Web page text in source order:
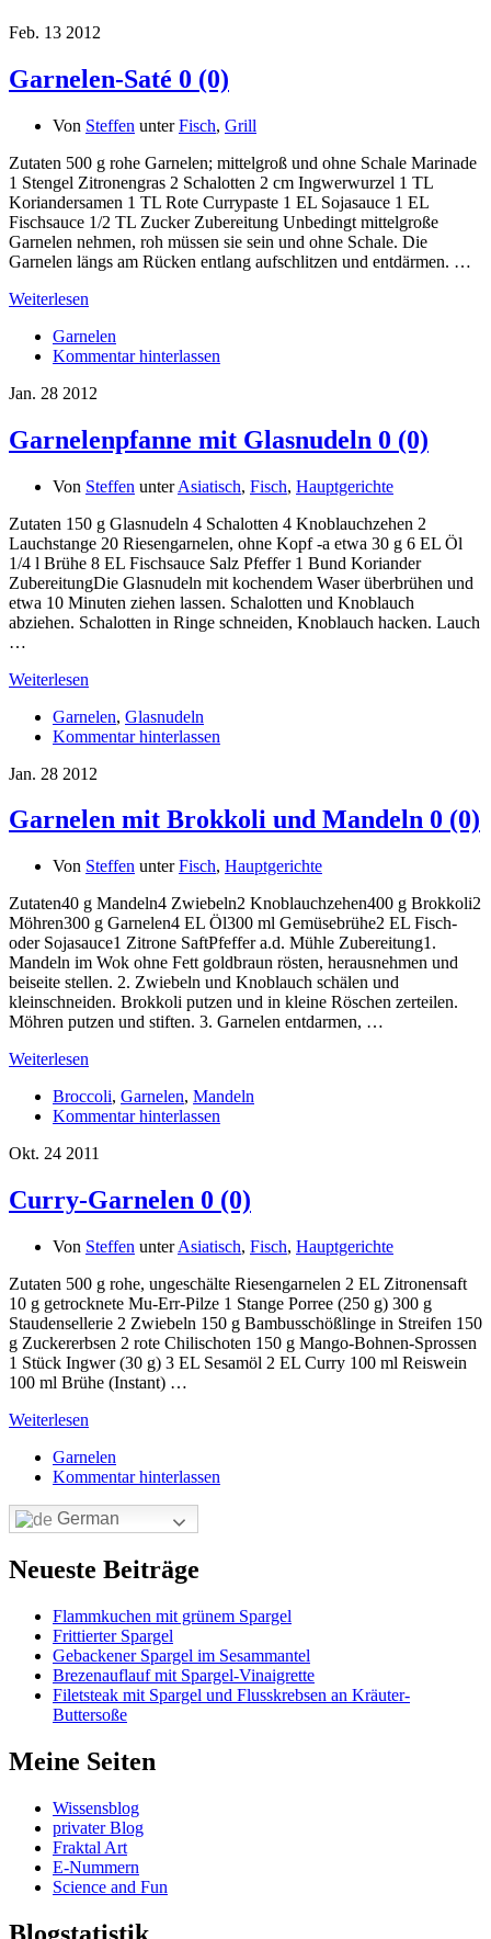
Feb. 13 2012
Garnelen-Saté 0 (0)
Von Steffen unterFisch, Grill
Zutaten 500 g rohe Garnelen; mittelgroß und ohne Schale Marinade
1 Stengel Zitronengras 2 Schalotten 2 cm Ingwerwurzel 1 TL
Koriandersamen 1 TL Rote Currypaste 1 EL Sojasauce 1 EL
Fischsauce 1/2 TL Zucker Zubereitung Unbedingt mittelgroße
Garnelen nehmen, roh müssen sie sein und ohne Schale. Die
Garnelen längs am Rücken entlang aufschlitzen und entdärmen. …
Weiterlesen
Garnelen
Kommentar hinterlassen
Jan. 28 2012
Garnelenpfanne mit Glasnudeln 0 (0)
Von Steffen unterAsiatisch, Fisch, Hauptgerichte
Zutaten 150 g Glasnudeln 4 Schalotten 4 Knoblauchzehen 2
Lauchstange 20 Riesengarnelen, ohne Kopf -a etwa 30 g 6 EL Öl
1/4 l Brühe 8 EL Fischsauce Salz Pfeffer 1 Bund Koriander
ZubereitungDie Glasnudeln mit kochendem Waser überbrühen und
etwa 10 Minuten ziehen lassen. Schalotten und Knoblauch
abziehen. Schalotten in Ringe schneiden, Knoblauch hacken. Lauch
…
Weiterlesen
Garnelen, Glasnudeln
Kommentar hinterlassen
Jan. 28 2012
Garnelen mit Brokkoli und Mandeln 0 (0)
Von Steffen unterFisch, Hauptgerichte
Zutaten40 g Mandeln4 Zwiebeln2 Knoblauchzehen400 g Brokkoli2
Möhren300 g Garnelen4 EL Öl300 ml Gemüsebrühe2 EL Fisch-
oder Sojasauce1 Zitrone SaftPfeffer a.d. Mühle Zubereitung1.
Mandeln im Wok ohne Fett goldbraun rösten, herausnehmen und
beiseite stellen. 2. Zwiebeln und Knoblauch schälen und
kleinschneiden. Brokkoli putzen und in kleine Röschen zerteilen.
Möhren putzen und stiften. 3. Garnelen entdarmen, …
Weiterlesen
Broccoli, Garnelen, Mandeln
Kommentar hinterlassen
Okt. 24 2011
Curry-Garnelen 0 (0)
Von Steffen unterAsiatisch, Fisch, Hauptgerichte
Zutaten 500 g rohe, ungeschälte Riesengarnelen 2 EL Zitronensaft
10 g getrocknete Mu-Err-Pilze 1 Stange Porree (250 g) 300 g
Staudensellerie 2 Zwiebeln 150 g Bambusschößlinge in Streifen 150
g Zuckererbsen 2 rote Chilischoten 150 g Mango-Bohnen-Sprossen
1 Stück Ingwer (30 g) 3 EL Sesamöl 2 EL Curry 100 ml Reiswein
100 ml Brühe (Instant) …
Weiterlesen
Garnelen
Kommentar hinterlassen
German
Neueste Beiträge
Flammkuchen mit grünem Spargel
Frittierter Spargel
Gebackener Spargel im Sesammantel
Brezenauflauf mit Spargel-Vinaigrette
Filetsteak mit Spargel und Flusskrebsen an Kräuter-
Buttersoße
Meine Seiten
Wissensblog
privater Blog
Fraktal Art
E-Nummern
Science and Fun